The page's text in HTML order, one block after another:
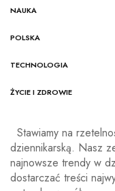
NAUKA
POLSKA
TECHNOLOGIA
ŻYCIE I ZDROWIE
Stawiamy na
dziennikarską. Nasz
najnowsze trendy w
dostarczać treści